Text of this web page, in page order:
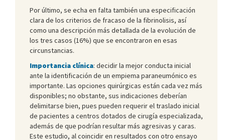
Por último, se echa en falta también una especificación
clara de los criterios de fracaso de la fibrinolisis, así
como una descripción más detallada de la evolución de
los tres casos (16%) que se encontraron en esas
circunstancias.
Importancia clínica: decidir la mejor conducta inicial
ante la identificación de un empiema paraneumónico es
importante. Las opciones quirúrgicas están cada vez más
disponibles; no obstante, sus indicaciones deberían
delimitarse bien, pues pueden requerir el traslado inicial
de pacientes a centros dotados de cirugía especializada,
además de que podrían resultar más agresivas y caras.
Este estudio, al coincidir en resultados con otro ensayo